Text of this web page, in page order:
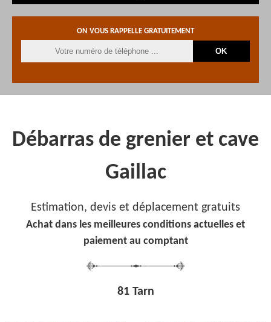
ON VOUS RAPPELLE GRATUITEMENT
Débarras de grenier et cave
Gaillac
Estimation, devis et déplacement gratuits
Achat dans les meilleures conditions actuelles et
paiement au comptant
81 Tarn